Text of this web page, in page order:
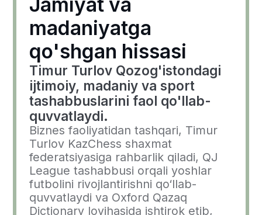
Xavfsizlik bilan aniqlangan
muammolar haqida
is@freedompay.uz
info@freedompay.uz
support@freedompay.uz
+998 94 777 35 55
O'zbekiston O'zbek tili
Faoliyatni amalga oshirish qoidalari
Xizmatlar uchun shartnoma
Maxfiylik siyosati
Komplayens ishonch telefoni
© 2026 Freedom Pay
Tashkilot PCI DSS standarti talablariga
javob beradi
O'zbekiston Respublikasi Markaziy
bankining 23.04.2020 yildagi 5-sonli to'lov
tashkilotining litsenziyasi